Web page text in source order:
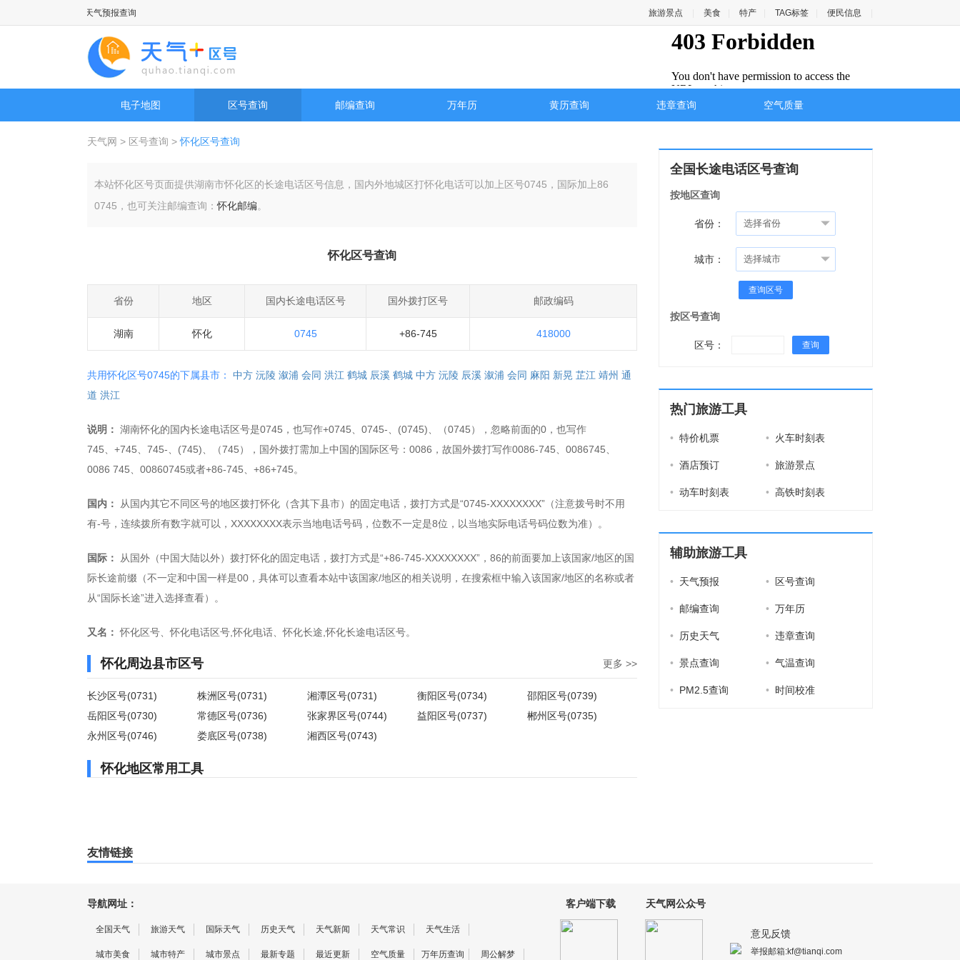
气预报以及历史天气预报查询 旅游景点 美食 特产 TAG标签 便民信息
电子地图 区号查询 邮编查询 万年历 黄历查询 违章查询 空气质量
天气网 > 区号查询 >怀化区号查询
本站怀化区号页面提供湖南市怀化区的长途电话区号信息，国内外地城区打怀化电话可以加上区号0745 ，国际加上86
0745，也可关注邮编查询：怀化邮编。
怀化区号查询
省份 地区 国内长途电话区号 国外拨打区号 邮政编码
湖南 怀化 0745 +86-745 418000
共用怀化区号0745的下属县市： 中方 沅陵 溆浦 会同 洪江 鹤城 辰溪 鹤城 中方 沅陵 辰溪 溆浦 会同 麻阳 新晃 芷江 靖州 通
道 洪江
说明： 湖南怀化的国内长途电话区号是0745，也写作+0745、0745-、(0745)、（0745），忽略前面的0，也写作
745、+745、745-、(745)、（745），国外拨打需加上中国的国际区号：0086，故国外拨打写作0086-745、0086745、
0086 745、00860745或者+86-745、+86+745。
国内：
从国内其它不同区号的地区拨打怀化（含其下县市）的固定电话，拨打方式是“0745-XXXXXXXX”（注意拨号时不用
有-号，连续拨所有数字就可以，XXXXXXXX表示当地电话号码，位数不一定是8位，以当地实际电话号码位数为准）。
国际：
从国外（中国大陆以外）拨打怀化的固定电话，拨打方式是“+86-745-XXXXXXXX”，86的前面要加上该国家/地区的国
际长途前缀（不一定和中国一样是00，具体可以查看本站中该国家/地区的相关说明，在搜索框中输入该国家/地区的名称或者
从“国际长途”进入选择查看）。
又名： 怀化区号、怀化电话区号,怀化电话、怀化长途,怀化长途电话区号。
怀化周边县市区号 更多 >>
长沙区号(0731) 株洲区号(0731) 湘潭区号(0731) 衡阳区号(0734)
邵阳区号(0739)
岳阳区号(0730)
常德区号(0736) 张家界区号(0744) 益阳区号(0737)
郴州区号(0735)
永州区号(0746)
娄底区号(0738) 湘西区号(0743)
怀化地区常用工具
全国长途电话区号查询
按地区查询
省份：
城市：
查询区号
按区号查询
区号： 查询
热门旅游工具
• 特价机票 • 火车时刻表
• 酒店预订 • 旅游景点
• 动车时刻表 • 高铁时刻表
辅助旅游工具
• 天气预报 • 区号查询
• 邮编查询 • 万年历
• 历史天气 • 违章查询
• 景点查询 • 气温查询
• PM2.5查询 • 时间校准
友情链接
导航网址：
全国天气 旅游天气 国际天气 历史天气 天气新闻 天气常识 天气生活
城市美食 城市特产 城市景点 最新专题 最近更新 空气质量 万年历查询 周公解梦
客户端下载 天气网公众号
意见反馈
举报邮箱:kf@tianqi.com